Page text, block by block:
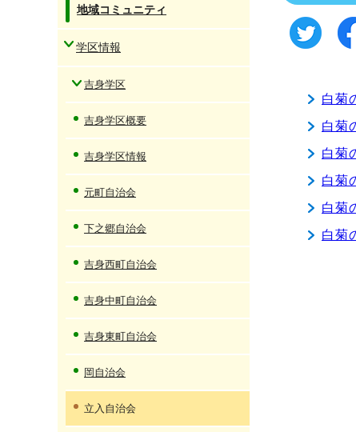
白菊
白菊
白菊
白菊
白菊
白菊
地域コミュニティ
学区情報
吉身学区
吉身学区概要
吉身学区情報
元町自治会
下之郷自治会
吉身西町自治会
吉身中町自治会
吉身東町自治会
岡自治会
立入自治会